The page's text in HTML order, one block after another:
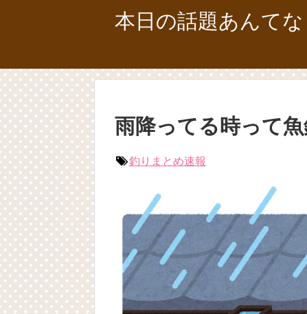
本日の話題あんてな
雨降ってる時って
釣りまとめ速報